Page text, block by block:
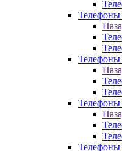
Телефоны
Телефоны